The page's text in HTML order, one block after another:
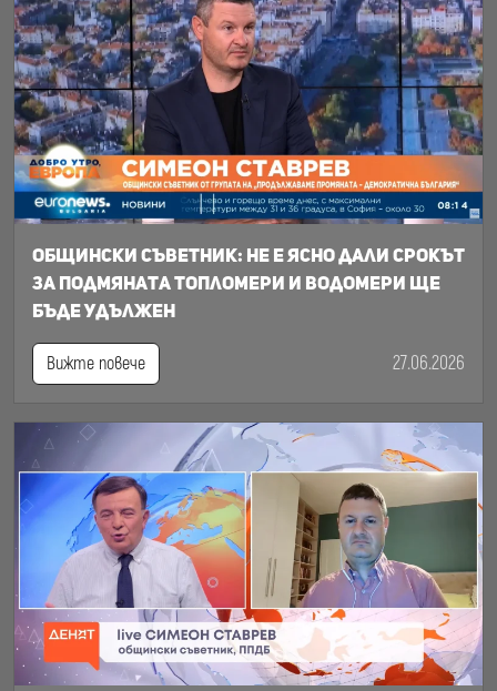
Общински съветник: Не е ясно дали срокът
за подмяната топломери и водомери ще
бъде удължен
Вижте повече 27.06.2026